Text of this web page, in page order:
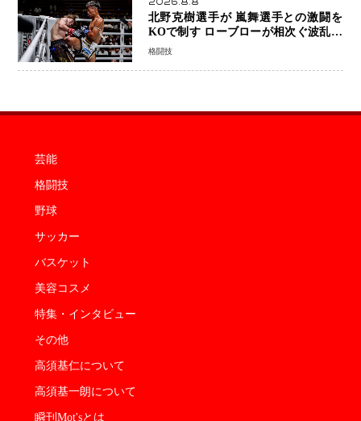
北野克樹選手が 嵐舞選手との激闘を
KOで制す ローブローが相次ぐ波乱の
展開…涙の勝利「生まれてくる娘のた
格闘技
芸能
格闘技
野球
サッカー
バスケット
美容コスメ
特集・インタビュー
その他
高須基仁について
高須基一朗について
瞬刊Mot'sとは